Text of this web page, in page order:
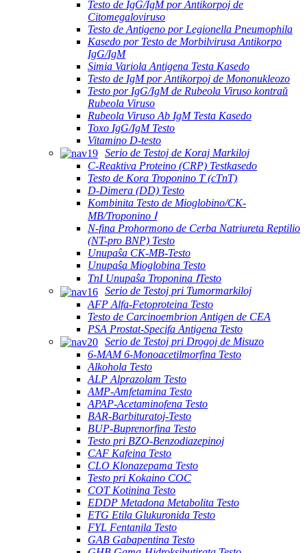
Testo de IgG/IgM por Antikorpoj de
Citomegaloviruso
Testo de Antigeno por Legionella Pneumophila
Kasedo por Testo de Morbilvirusa Antikorpo
IgG/IgM
Simia Variola Antigena Testa Kasedo
Testo de IgM por Antikorpoj de Mononukleozo
Testo por IgG/IgM de Rubeola Viruso kontraŭ
Rubeola Viruso
Rubeola Viruso Ab IgM Testa Kasedo
Toxo IgG/IgM Testo
Vitamino D-testo
Serio de Testoj de Koraj Markiloj
C-Reaktiva Proteino (CRP) Testkasedo
Testo de Kora Troponino T (cTnT)
D-Dimera (DD) Testo
Kombinita Testo de Mioglobino/CK-
MB/Troponino Ⅰ
N-fina Prohormono de Cerba Natriureta Reptilio
(NT-pro BNP) Testo
Unupaŝa CK-MB-Testo
Unupaŝa Mioglobina Testo
TnI Unupaŝa Troponina ⅠTesto
Serio de Testoj pri Tumormarkiloj
AFP Alfa-Fetoproteina Testo
Testo de Carcinoembrion Antigen de CEA
PSA Prostat-Specifa Antigena Testo
Serio de Testoj pri Drogoj de Misuzo
6-MAM 6-Monoacetilmorfina Testo
Alkohola Testo
ALP Alprazolam Testo
AMP-Amfetamina Testo
APAP-Acetaminofena Testo
BAR-Barbituratoj-Testo
BUP-Buprenorfina Testo
Testo pri BZO-Benzodiazepinoj
CAF Kafeina Testo
CLO Klonazepama Testo
Testo pri Kokaino COC
COT Kotinina Testo
EDDP Metadona Metabolita Testo
ETG Etila Glukuronida Testo
FYL Fentanila Testo
GAB Gabapentina Testo